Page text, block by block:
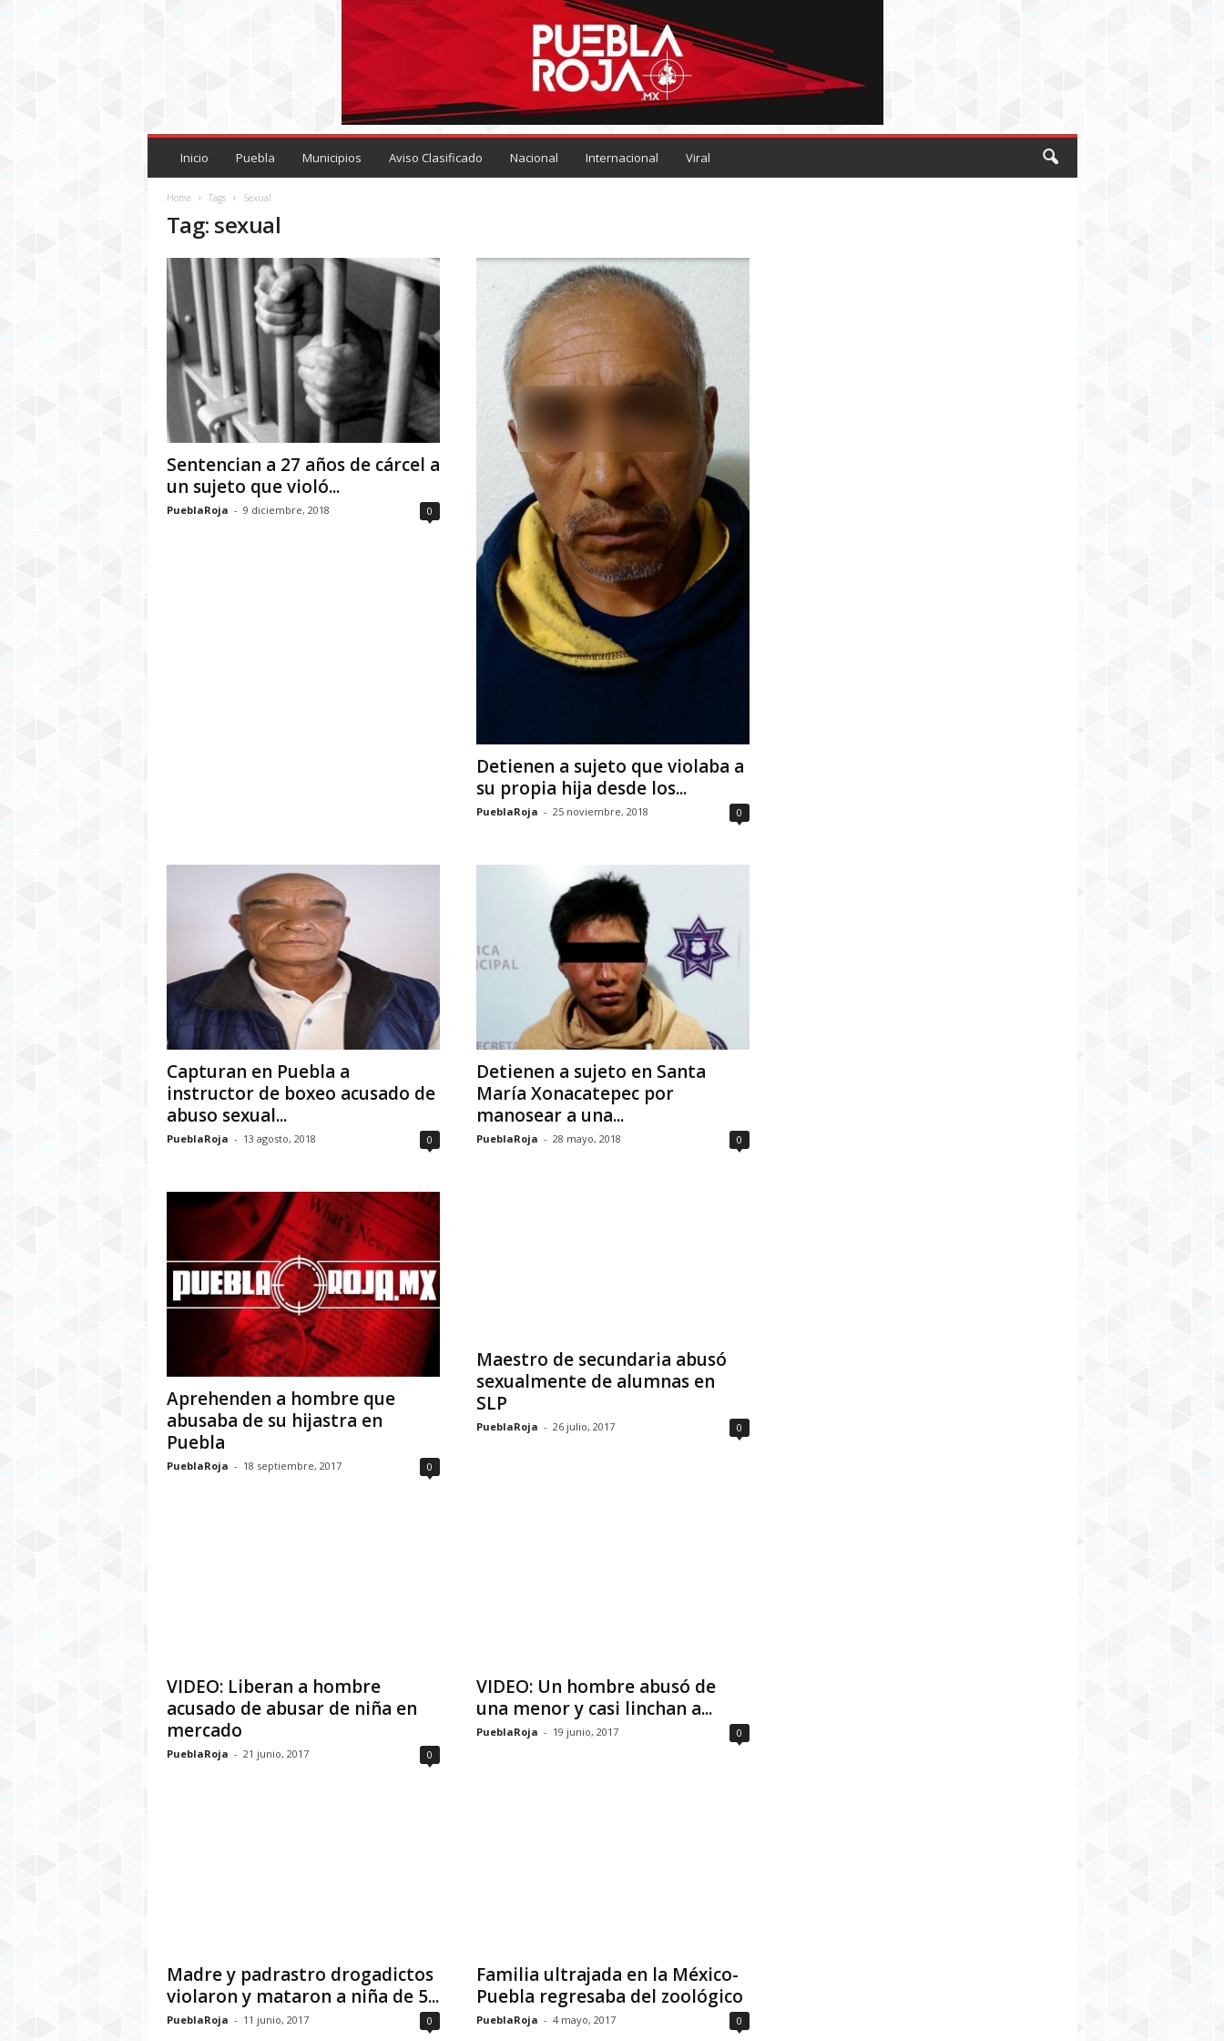
P
Inicio Puebla Municipios Aviso Clasificado Nacional Internacional Viral
Home Tags Sexual
Tag: sexual
Sentencian a 27 años de cárcel a
un sujeto que violó...
PueblaRoja - 9 diciembre, 2018 0
Detienen a sujeto que violaba a
su propia hija desde los...
PueblaRoja - 25 noviembre, 2018 0
Capturan en Puebla a
instructor de boxeo acusado de
abuso sexual...
PueblaRoja - 13 agosto, 2018 0
Detienen a sujeto en Santa
María Xonacatepec por
manosear a una...
PueblaRoja - 28 mayo, 2018 0
Aprehenden a hombre que
abusaba de su hijastra en
Puebla
PueblaRoja - 18 septiembre, 2017 0
Maestro de secundaria abusó
sexualmente de alumnas en
SLP
PueblaRoja - 26 julio, 2017 0
VIDEO: Liberan a hombre
acusado de abusar de niña en
mercado
PueblaRoja - 21 junio, 2017 0
VIDEO: Un hombre abusó de
una menor y casi linchan a...
PueblaRoja - 19 junio, 2017 0
Madre y padrastro drogadictos
violaron y mataron a niña de 5...
PueblaRoja - 11 junio, 2017 0
Familia ultrajada en la México-
Puebla regresaba del zoológico
PueblaRoja - 4 mayo, 2017 0